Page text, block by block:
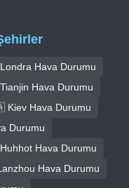
Hava Durumu
Hava Durumu
Hava Durumu
Durumu
Hava Durumu
Hava Durumu